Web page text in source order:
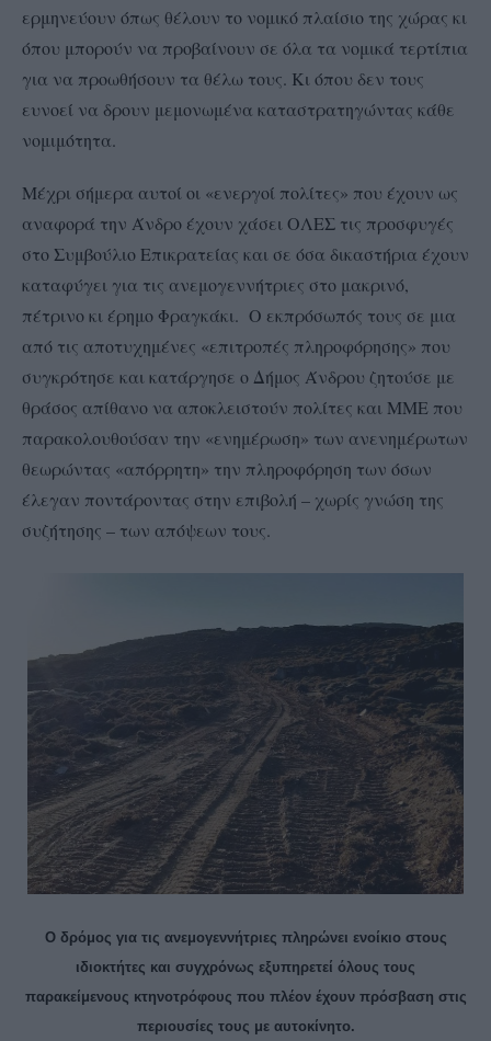
ερμηνεύουν όπως θέλουν το νομικό πλαίσιο της χώρας κι
όπου μπορούν να προβαίνουν σε όλα τα νομικά τερτίπια
για να προωθήσουν τα θέλω τους. Κι όπου δεν τους
ευνοεί να δρουν μεμονωμένα καταστρατηγώντας κάθε
νομιμότητα.
Μέχρι σήμερα αυτοί οι «ενεργοί πολίτες» που έχουν ως
αναφορά την Άνδρο έχουν χάσει ΟΛΕΣ τις προσφυγές
στο Συμβούλιο Επικρατείας και σε όσα δικαστήρια έχουν
καταφύγει για τις ανεμογεννήτριες στο μακρινό,
πέτρινο κι έρημο Φραγκάκι. Ο εκπρόσωπός τους σε μια
από τις αποτυχημένες «επιτροπές πληροφόρησης» που
συγκρότησε και κατάργησε ο Δήμος Άνδρου ζητούσε με
θράσος απίθανο να αποκλειστούν πολίτες και ΜΜΕ που
παρακολουθούσαν την «ενημέρωση» των ανενημέρωτων
θεωρώντας «απόρρητη» την πληροφόρηση των όσων
έλεγαν ποντάροντας στην επιβολή – χωρίς γνώση της
συζήτησης – των απόψεων τους.
Ο δρόμος για τις ανεμογεννήτριες πληρώνει ενοίκιο στους
ιδιοκτήτες και συγχρόνως εξυπηρετεί όλους τους
παρακείμενους κτηνοτρόφους που πλέον έχουν πρόσβαση στις
περιουσίες τους με αυτοκίνητο.